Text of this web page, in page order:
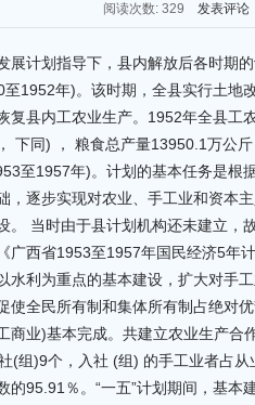
阅读次数: 329 发表评论
展计划指导下，县内解放后各时期
1952年)。该时期，全县实行土地
复县内工农业生产。1952年全县工
下同) ， 粮食总产量13950.1万公
至1957年)。计划的基本任务是根
，逐步实现对农业、手工业和资本
。 当时由于县计划机构还未建立，
广西省1953至1957年国民经济5年
水利为重点的基本建设，扩大对手
使全民所有制和集体所有制占绝对
商业)基本完成。共建立农业生产合
(组)9个，入社 (组) 的手工业者占
的95.91％。“一五”计划期间，基